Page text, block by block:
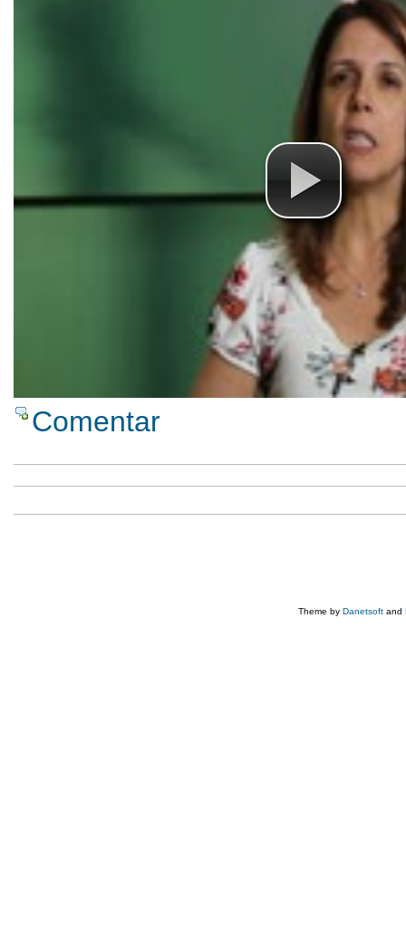
Comentar
Theme by Danetsoft and